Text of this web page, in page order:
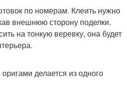
по номерам. Клеить нужно
внешнюю сторону поделки.
на тонкую веревку, она будет
делается из одного